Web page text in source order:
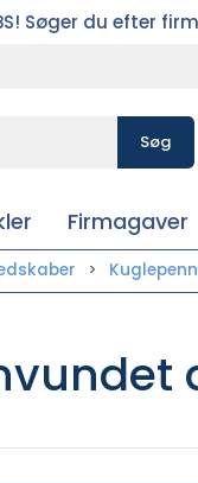
Søger du efter
Søg
Firmagaver